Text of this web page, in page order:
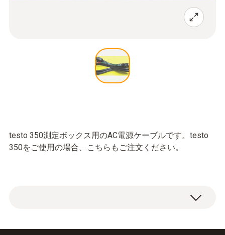
testo 350測定ボックス用のAC電源ケーブルです。testo
350をご使用の場合、こちらもご注文ください。